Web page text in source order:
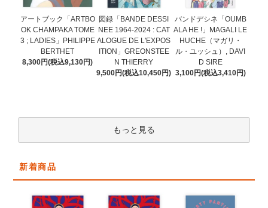
アートブック「ARTBO
OK CHAMPAKA TOME
3 ; LADIES」PHILIPPE
BERTHET
8,300円(税込9,130円)
図録「BANDE DESSI
NEE 1964-2024 : CAT
ALOGUE DE L'EXPOS
ITION」GREONSTEE
N THIERRY
9,500円(税込10,450円)
バンドデシネ「OUMB
ALA HE !」MAGALI LE
HUCHE（マガリ・
ル・ユッシュ）, DAVI
D SIRE
3,100円(税込3,410円)
もっと見る
新着商品